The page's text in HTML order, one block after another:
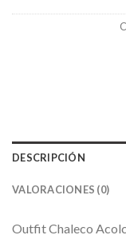
DESCRIPCIÓN
VALORACIONES (0)
Outfit Chaleco